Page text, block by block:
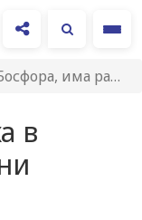
има ранени (ВИДЕО)
в